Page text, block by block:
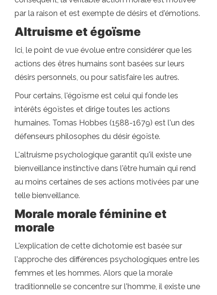
par la raison et est exempte de désirs et d'émotions.
Altruisme et égoïsme
Ici, le point de vue évolue entre considérer que les
actions des êtres humains sont basées sur leurs
désirs personnels, ou pour satisfaire les autres.
Pour certains, l'égoïsme est celui qui fonde les
intérêts égoïstes et dirige toutes les actions
humaines. Tomas Hobbes (1588-1679) est l'un des
défenseurs philosophes du désir égoïste.
L'altruisme psychologique garantit qu'il existe une
bienveillance instinctive dans l'être humain qui rend
au moins certaines de ses actions motivées par une
telle bienveillance.
Morale morale féminine et
morale
L'explication de cette dichotomie est basée sur
l'approche des différences psychologiques entre les
femmes et les hommes. Alors que la morale
traditionnelle se concentre sur l'homme, il existe une